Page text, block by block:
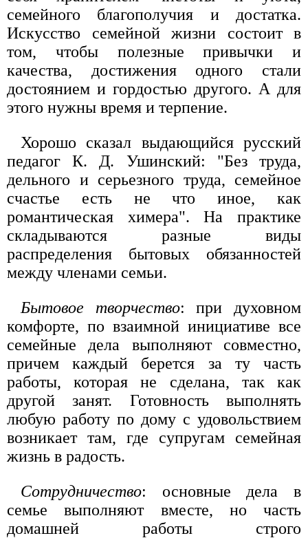
семейного благополучия и достатка.
Искусство семейной жизни состоит в
том, чтобы полезные привычки и
качества, достижения одного стали
достоянием и гордостью другого. А для
этого нужны время и терпение.
Хорошо сказал выдающийся русский
педагог К. Д. Ушинский: "Без труда,
дельного и серьезного труда, семейное
счастье есть не что иное, как
романтическая химера". На практике
складываются разные виды
распределения бытовых обязанностей
между членами семьи.
Бытовое творчество: при духовном
комфорте, по взаимной инициативе все
семейные дела выполняют совместно,
причем каждый берется за ту часть
работы, которая не сделана, так как
другой занят. Готовность выполнять
любую работу по дому с удовольствием
возникает там, где супругам семейная
жизнь в радость.
Сотрудничество: основные дела в
семье выполняют вместе, но часть
домашней работы строго